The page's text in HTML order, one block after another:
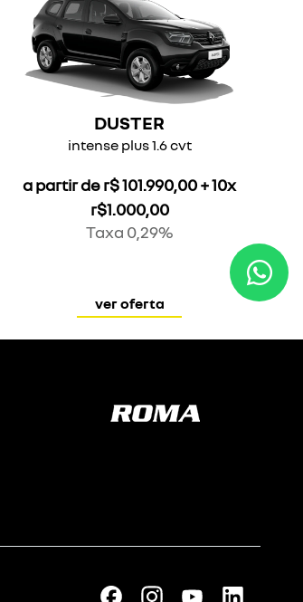
DUSTER
intense plus 1.6 cvt
a partir de r$ 101.990,00 + 10x
r$1.000,00
Taxa 0,29%
ver oferta